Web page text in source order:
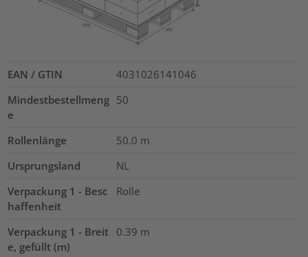
EAN / GTIN
4031026141046
Mindestbestellmeng
e
50
Rollenlänge 50.0 m
Ursprungsland
NL
Verpackung 1 - Besc
haffenheit
Rolle
Verpackung 1 - Breit
e, gefüllt (m)
0.39 m